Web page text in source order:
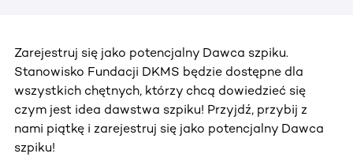
Zarejestruj się jako potencjalny Dawca szpiku.
Stanowisko Fundacji DKMS będzie dostępne dla
wszystkich chętnych, którzy chcą dowiedzieć się
czym jest idea dawstwa szpiku! Przyjdź, przybij z
nami piątkę i zarejestruj się jako potencjalny Dawca
szpiku!